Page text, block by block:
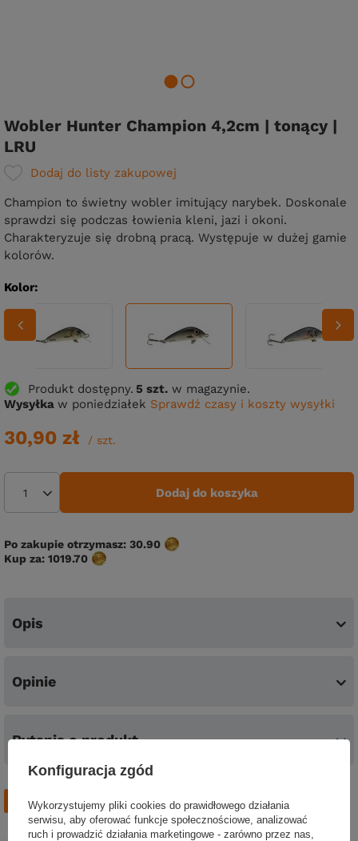
Wobler Hunter Champion 4,2cm | tonący |
LRU
Dodaj do listy zakupowej
Champion to świetny wobler imitujący narybek. Doskonale
sprawdzi się podczas łowienia kleni, jazi i okoni.
Charakteryzuje się drobną pracą. Występuje w dużej gamie
kolorów.
Kolor
Produkt dostępny 5 szt. w magazynie.
Wysyłka w poniedziałek Sprawdź czasy i koszty wysyłki
30,90 zł / szt.
Dodaj do koszyka
Po zakupie otrzymasz: 30.90
Kup za: 1019.70
Opis
Opinie
Pytania o produkt
Zobacz również
Konfiguracja zgód
Wykorzystujemy pliki cookies do prawidłowego działania
serwisu, aby oferować funkcje społecznościowe, analizować
ruch i prowadzić działania marketingowe - zarówno przez nas,